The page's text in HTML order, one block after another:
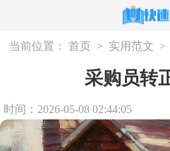
当前位置： 首页 > 实用范文 >
采购员转
时间：2026-05-08 02:44:05